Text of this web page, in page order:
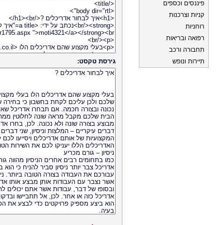
גירסת טקסט:
פיננסים וכספים
קניות וצרכנות
רוחניות
רפואה ובריאות
תחבורה ורכב
תיירות ונופש